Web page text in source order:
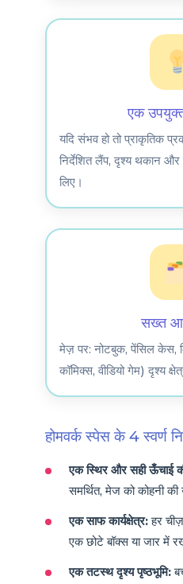
एक
यदि संभव हो तो प्राकृतिक
निर्देशित लैंप, दृश्य थकान और
लिए।
सख्त
मेज़ पर: नोटबुक, पेंसिल केस,
कॉमिक्स, वीडियो गेम) दृश्य
होमवर्क स्पेस के 4 स्वर्ण
एक स्थिर और सही ऊँचाई
समर्थित, मेज को कोहनी
एक साफ कार्यक्षेत्र:हर
एक छोटे बॉक्स या जार में
एक तटस्थ दृश्य पृष्ठभूमि: